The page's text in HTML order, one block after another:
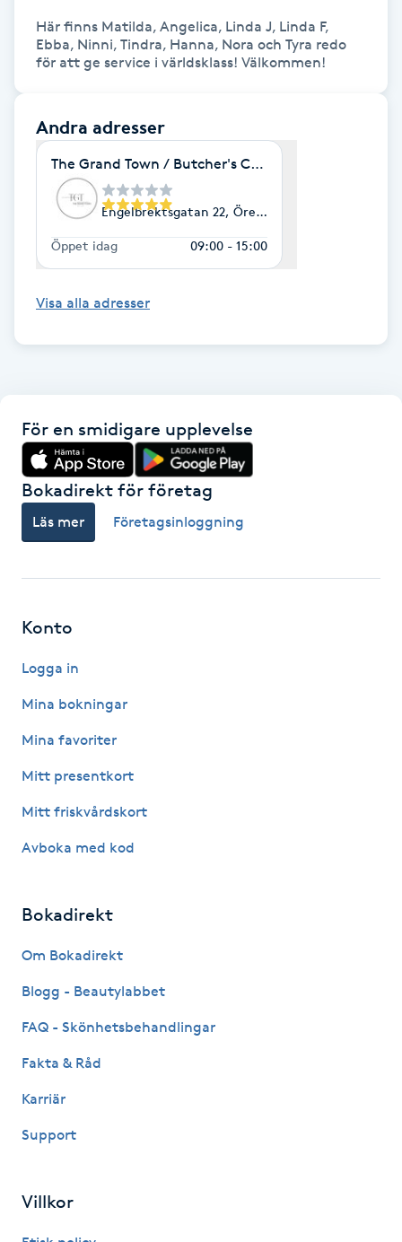
Lashlift Keratin
Liktornar
LPG-behandling
Läpptatuering
Makeup
Medicinsk massage
Medium
Megavolymfransar
Melasma
Mesoterapi
Microshading
Mixfransar
N
Här finns Matilda, Angelica, Linda J, Linda F,
Ebba, Ninni, Tindra, Hanna, Nora och Tyra redo
för att ge service i världsklass! Välkommen!
Andra adresser
The Grand Town / Butcher's Cut ÖREBRO
Engelbrektsgatan 22, Örebro
Öppet idag 09:00 - 15:00
Visa alla adresser
För en smidigare upplevelse
Bokadirekt för företag
Läs mer Företagsinloggning
Konto
Logga in
Mina bokningar
Mina favoriter
Mitt presentkort
Mitt friskvårdskort
Avboka med kod
Bokadirekt
Om Bokadirekt
Blogg - Beautylabbet
FAQ - Skönhetsbehandlingar
Fakta & Råd
Karriär
Support
Villkor